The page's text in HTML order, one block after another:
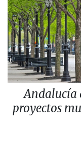
Andalucía
proyectos